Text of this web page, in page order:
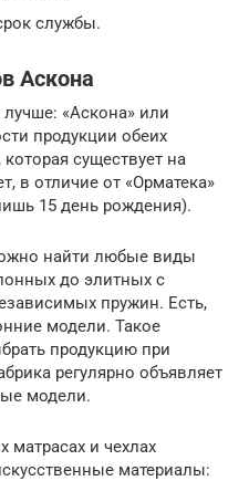
службы.
Аскона
«Аскона» или
продукции обеих
существует на
в отличие от «Орматека»
15 день рождения).
найти любые виды
до элитных с
пружин. Есть,
модели. Такое
продукцию при
регулярно объявляет
модели.
матрасах и чехлах
материалы: